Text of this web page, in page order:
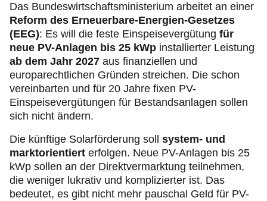
Das Bundeswirtschaftsministerium arbeitet an einer
Reform des Erneuerbare-Energien-Gesetzes
(EEG): Es will die feste Einspeisevergütung für
neue PV-Anlagen bis 25 kWp installierter Leistung
ab dem Jahr 2027 aus finanziellen und
europarechtlichen Gründen streichen. Die schon
vereinbarten und für 20 Jahre fixen PV-
Einspeisevergütungen für Bestandsanlagen sollen
sich nicht ändern.
Die künftige Solarförderung soll system- und
marktorientiert erfolgen. Neue PV-Anlagen bis 25
kWp sollen an der Direktvermarktung teilnehmen,
die weniger lukrativ und komplizierter ist. Das
bedeutet, es gibt nicht mehr pauschal Geld für PV-